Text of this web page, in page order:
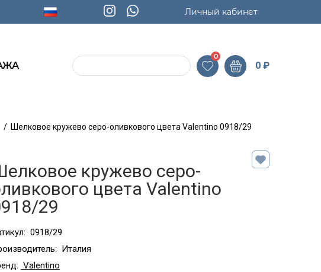
Личный кабинет
0
0 ₽
/ Шелковое кружево серо-оливкового цвета Valentino 0918/29
кружево серо-
цвета Valentino
29
0918/29
Италия
Valentino